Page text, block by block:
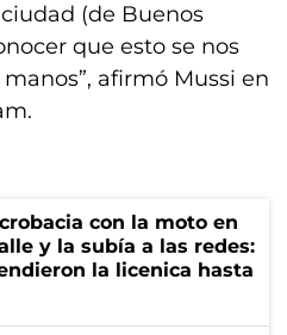
(de Buenos
que esto se nos
afirmó Mussi en
con la moto en
y la subía a las redes:
la licenica hasta